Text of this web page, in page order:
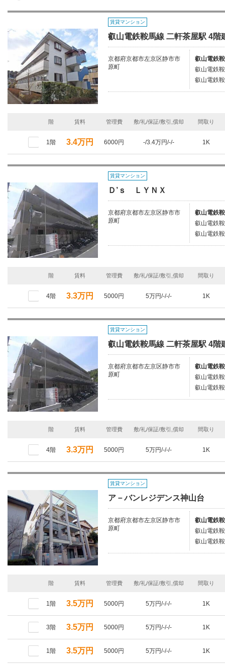
賃貸マンション
叡山電鉄鞍馬線 二軒茶屋駅 4階
京都府京都市左京区静市市
原町
叡山電鉄
叡山電鉄
叡山電鉄
階 賃料 管理費 敷/礼/保証/敷引,償却 間取り
1階 3.4万円 6000円 -/3.4万円/-/- 1K
賃貸マンション
Ｄ’ｓ ＬＹＮＸ
京都府京都市左京区静市市
原町
叡山電鉄
叡山電鉄
叡山電鉄
階 賃料 管理費 敷/礼/保証/敷引,償却 間取り
4階 3.3万円 5000円 5万円/-/-/- 1K
賃貸マンション
叡山電鉄鞍馬線 二軒茶屋駅 4階
京都府京都市左京区静市市
原町
叡山電鉄
叡山電鉄
叡山電鉄
階 賃料 管理費 敷/礼/保証/敷引,償却 間取り
4階 3.3万円 5000円 5万円/-/-/- 1K
賃貸マンション
ア－バンレジデンス神山台
京都府京都市左京区静市市
原町
叡山電鉄
叡山電鉄
叡山電鉄
階 賃料 管理費 敷/礼/保証/敷引,償却 間取り
1階 3.5万円 5000円 5万円/-/-/- 1K
3階 3.5万円 5000円 5万円/-/-/- 1K
1階 3.5万円 5000円 5万円/-/-/- 1K